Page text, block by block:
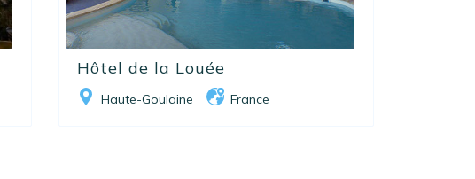
Hôtel de la Louée
Haute-Goulaine France